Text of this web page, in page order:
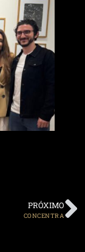
PRÓXIMO
CONCENTRA